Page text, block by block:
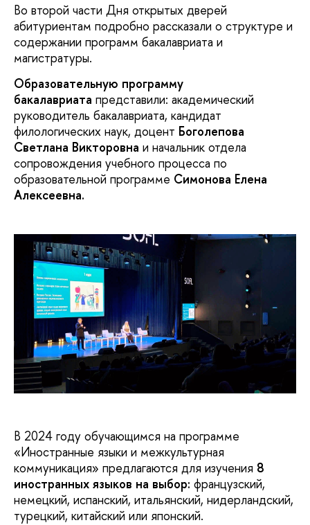
Во второй части Дня открытых дверей
абитуриентам подробно рассказали о структуре и
содержании программ бакалавриата и
магистратуры.
Образовательную программу
бакалавриата представили: академический
руководитель бакалавриата, кандидат
филологических наук, доцент Боголепова
Светлана Викторовна и начальник отдела
сопровождения учебного процесса по
образовательной программе Симонова Елена
Алексеевна.
В 2024 году обучающимся на программе
«Иностранные языки и межкультурная
коммуникация» предлагаются для изучения 8
иностранных языков на выбор: французский,
немецкий, испанский, итальянский, нидерландский,
турецкий, китайский или японский.